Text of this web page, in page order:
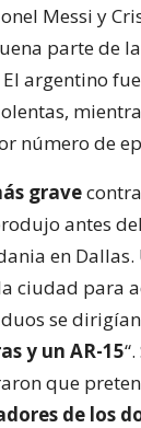
Messi y
parte de
argentino
número de
gravecontra
antes
en
ciudad para
se
y un AR-15
que
de los